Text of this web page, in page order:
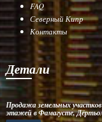
FAQ
Северный Кипр
Контакты
Детали
Продажа земельных
этажей в Фамагусте,